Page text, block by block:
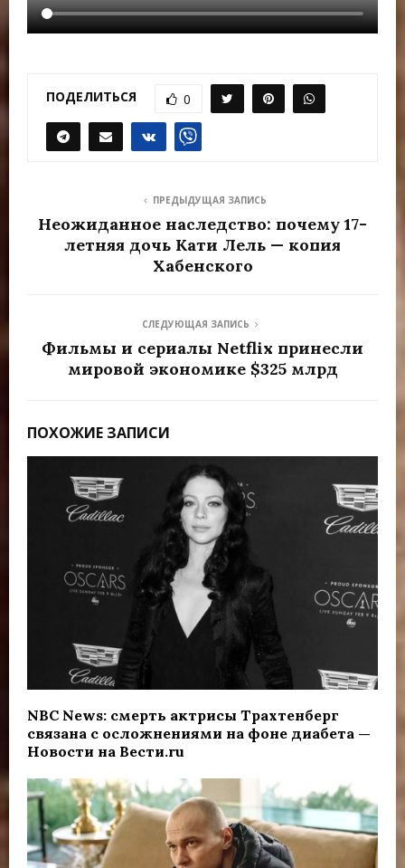
ПОДЕЛИТЬСЯ 0
ПРЕДЫДУЩАЯ ЗАПИСЬ
Неожиданное наследство: почему 17-
летняя дочь Кати Лель — копия
Хабенского
СЛЕДУЮЩАЯ ЗАПИСЬ
Фильмы и сериалы Netflix принесли
мировой экономике $325 млрд
ПОХОЖИЕ ЗАПИСИ
NBC News: смерть актрисы Трахтенберг
связана с осложнениями на фоне диабета —
Новости на Вести.ru